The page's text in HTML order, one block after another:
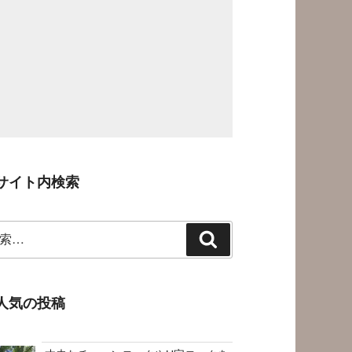
イト内検索
索
気の投稿